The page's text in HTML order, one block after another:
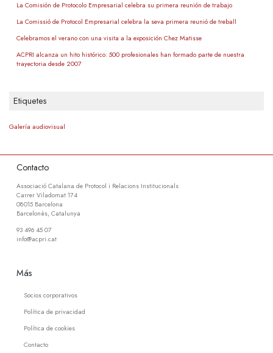
La Comisión de Protocolo Empresarial celebra su primera reunión de trabajo
La Comissió de Protocol Empresarial celebra la seva primera reunió de treball
Celebramos el verano con una visita a la exposición Chez Matisse
ACPRI alcanza un hito histórico: 500 profesionales han formado parte de nuestra
trayectoria desde 2007
Etiquetes
Galería audiovisual
Contacto
Associació Catalana de Protocol i Relacions Institucionals
Carrer Viladomat 174
08015 Barcelona
Barcelonès, Catalunya
93 496 45 07
info@acpri.cat
Más
Socios corporativos
Política de privacidad
Política de cookies
Contacto